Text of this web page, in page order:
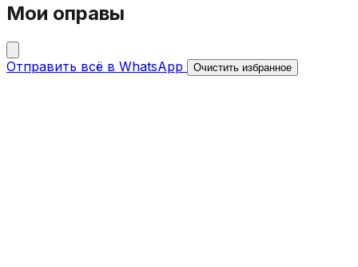
Мои оправы
Отправить всё в WhatsApp Очистить избранное